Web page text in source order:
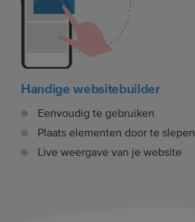
Handige websitebuilder
Eenvoudig te gebruiken
Plaats elementen door te slepen
Live weergave van je website